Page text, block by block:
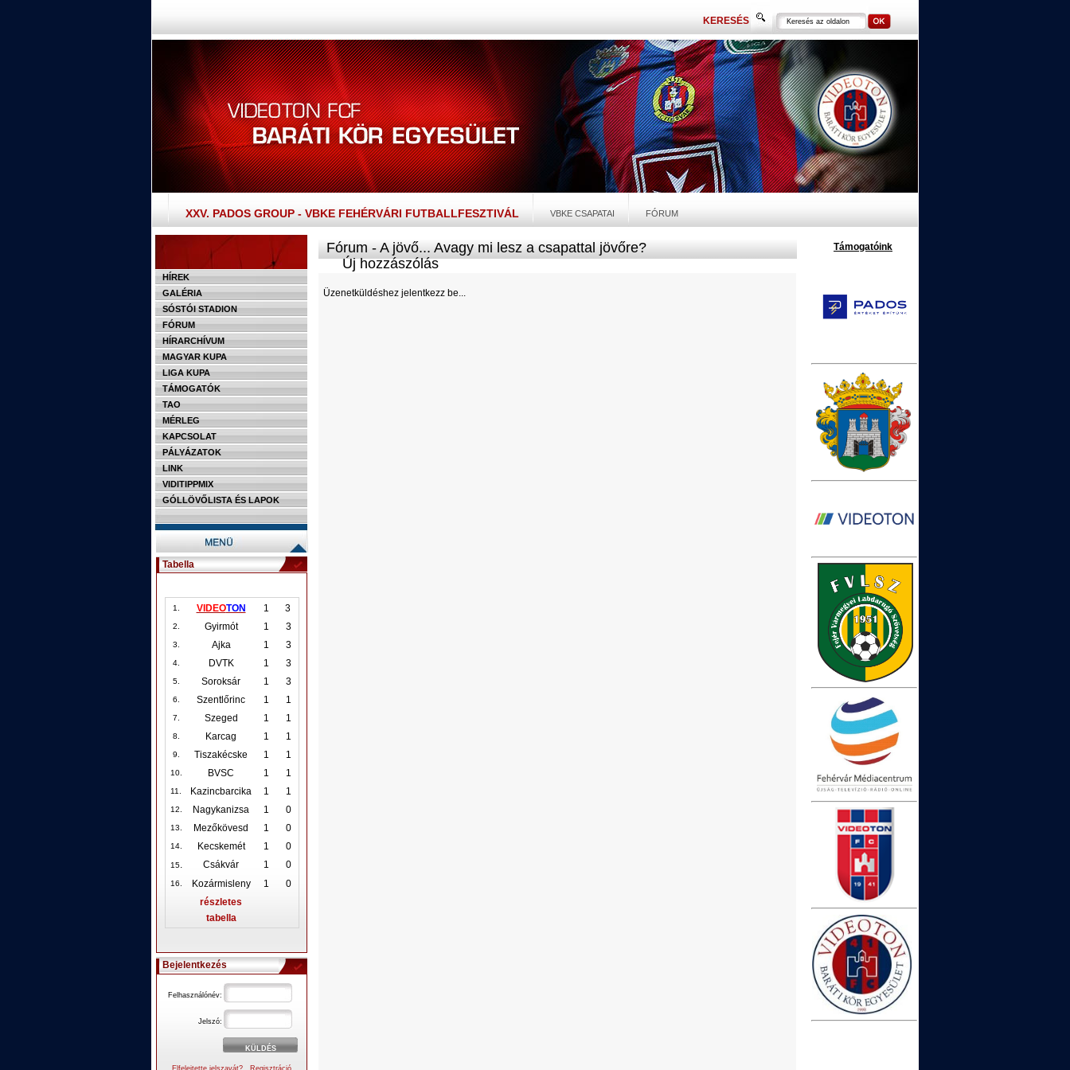
KERESÉS
XXV. PADOS GROUP - VBKE FEHÉRVÁRI FUTBALLFESZTIVÁL VBKE CSAPATAI FÓRUM
HÍREK
GALÉRIA
SÓSTÓI STADION
FÓRUM
HÍRARCHÍVUM
MAGYAR KUPA
LIGA KUPA
TÁMOGATÓK
TAO
MÉRLEG
KAPCSOLAT
PÁLYÁZATOK
LINK
VIDITIPPMIX
GÓLLÖVŐLISTA ÉS LAPOK
Tabella
1. VIDEOTON 1 3
2. Gyirmót 1 3
3. Ajka 1 3
4. DVTK 1 3
5. Soroksár 1 3
6. Szentlőrinc 1 1
7. Szeged 1 1
8. Karcag 1 1
9. Tiszakécske 1 1
10. BVSC 1 1
11. Kazincbarcika 1 1
12. Nagykanizsa 1 0
13. Mezőkövesd 1 0
14. Kecskemét 1 0
15. Csákvár 1 0
16. Kozármisleny 1
0
részletes
tabella
Bejelentkezés
Felhasználónév:
Jelszó:
Elfelejtette jelszavát? Regisztráció
Fórum - A jövő... Avagy mi lesz a csapattal jövőre?
Új hozzászólás
Üzenetküldéshez jelentkezz be...
Támogatóink